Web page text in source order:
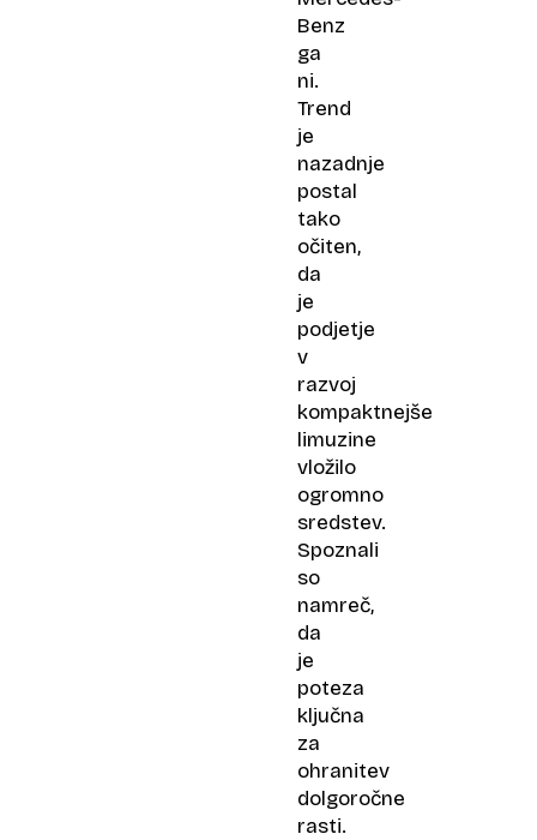
Benz
ga
ni.
Trend
je
nazadnje
postal
tako
očiten,
da
je
podjetje
v
razvoj
kompaktnejše
limuzine
vložilo
ogromno
sredstev.
Spoznali
so
namreč,
da
je
poteza
ključna
za
ohranitev
dolgoročne
rasti.